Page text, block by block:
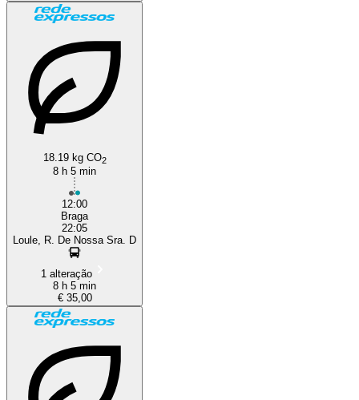
18.19 kg CO2
8 h 5 min
12:00
Braga
22:05
Loule, R. De Nossa Sra. D
1 alteração
8 h 5 min
€ 35,00